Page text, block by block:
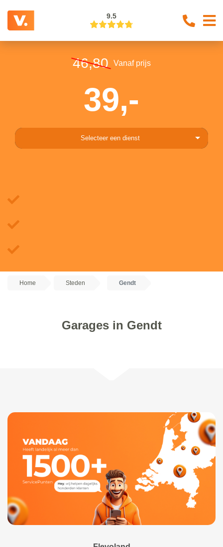
9.5
46,80 Vanaf prijs
39,-
Selecteer een dienst
Home Steden Gendt
Garages in Gendt